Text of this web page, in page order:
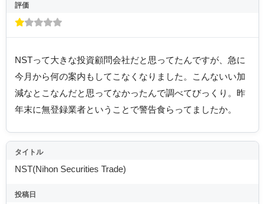
評価
NSTって大きな投資顧問会社だと思ってたんですが、急に
今月から何の案内もしてこなくなりました。こんないい加
減なとこなんだと思ってなかったんで調べてびっくり。昨
年末に無登録業者ということで警告食らってましたか。
タイトル
NST(Nihon Securities Trade)
投稿日